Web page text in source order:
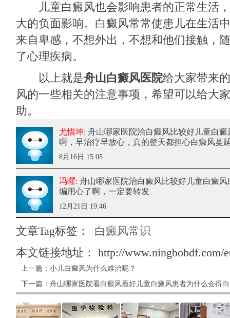
儿童白癜风也会影响患者的正常生活，
大的负面影响。白癜风常常使患儿在生活
来自卑感，不想外出，不想和他们接触，
了心理疾病。
以上就是舟山白癜风医院给大家带来
风的一些相关的注意事项，希望可以给大
助。
尤惜坤: 舟山哪家医院治白癜风比较好儿童白
啊，早治疗早放心，真的整天都担心白癜风蔓
8月16日 15:05
冯曜: 舟山哪家医院治白癜风比较好儿童白癜风
编用心了啊，一定要转发
12月21日 19:46
文章Tag标签：
白癜风常识
本文链接地址： http://www.ningbobdf.com/
上一篇： 小儿白癜风为什么难治呢？
下一篇： 舟山哪家医院看白癜风最好儿童白癜风患者为什么会得